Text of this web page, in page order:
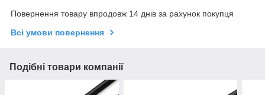
Повернення товару впродовж 14 днів за рахунок покупця
Всі умови повернення
Подібні товари компанії